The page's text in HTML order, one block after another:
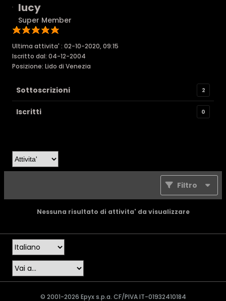
lucy
Super Member
Ultima attivita' : 02-10-2020, 09:15
Iscritto dal: 04-12-2004
Posizione: Lido di Venezia
Sottoscrizioni 2
Iscritti 0
Filtro
Nessuna risultato di attivita' da visualizzare
© 2001-2026 Epyx s.p.a. CF/PIVA IT-01932410184